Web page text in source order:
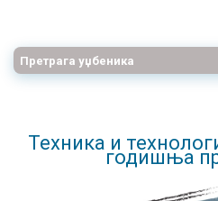
Претрага уџбеника
Техника и
годишња